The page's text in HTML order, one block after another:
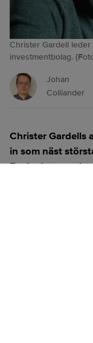
Christer Gardell
investmentbolag.
Johan
Colliander
Christer Gardells
in som näst
Beskedet, som